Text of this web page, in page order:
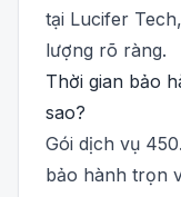
tại Lucifer
lượng rõ ràng.
Thời gian bảo
sao?
Gói dịch vụ
bảo hành trọn